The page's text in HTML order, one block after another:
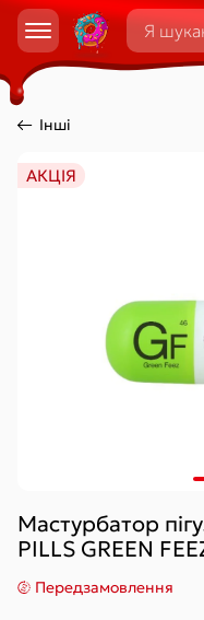
Інші
АКЦІЯ
Мастурбатор
PILLS GREEN
Передзамовлення